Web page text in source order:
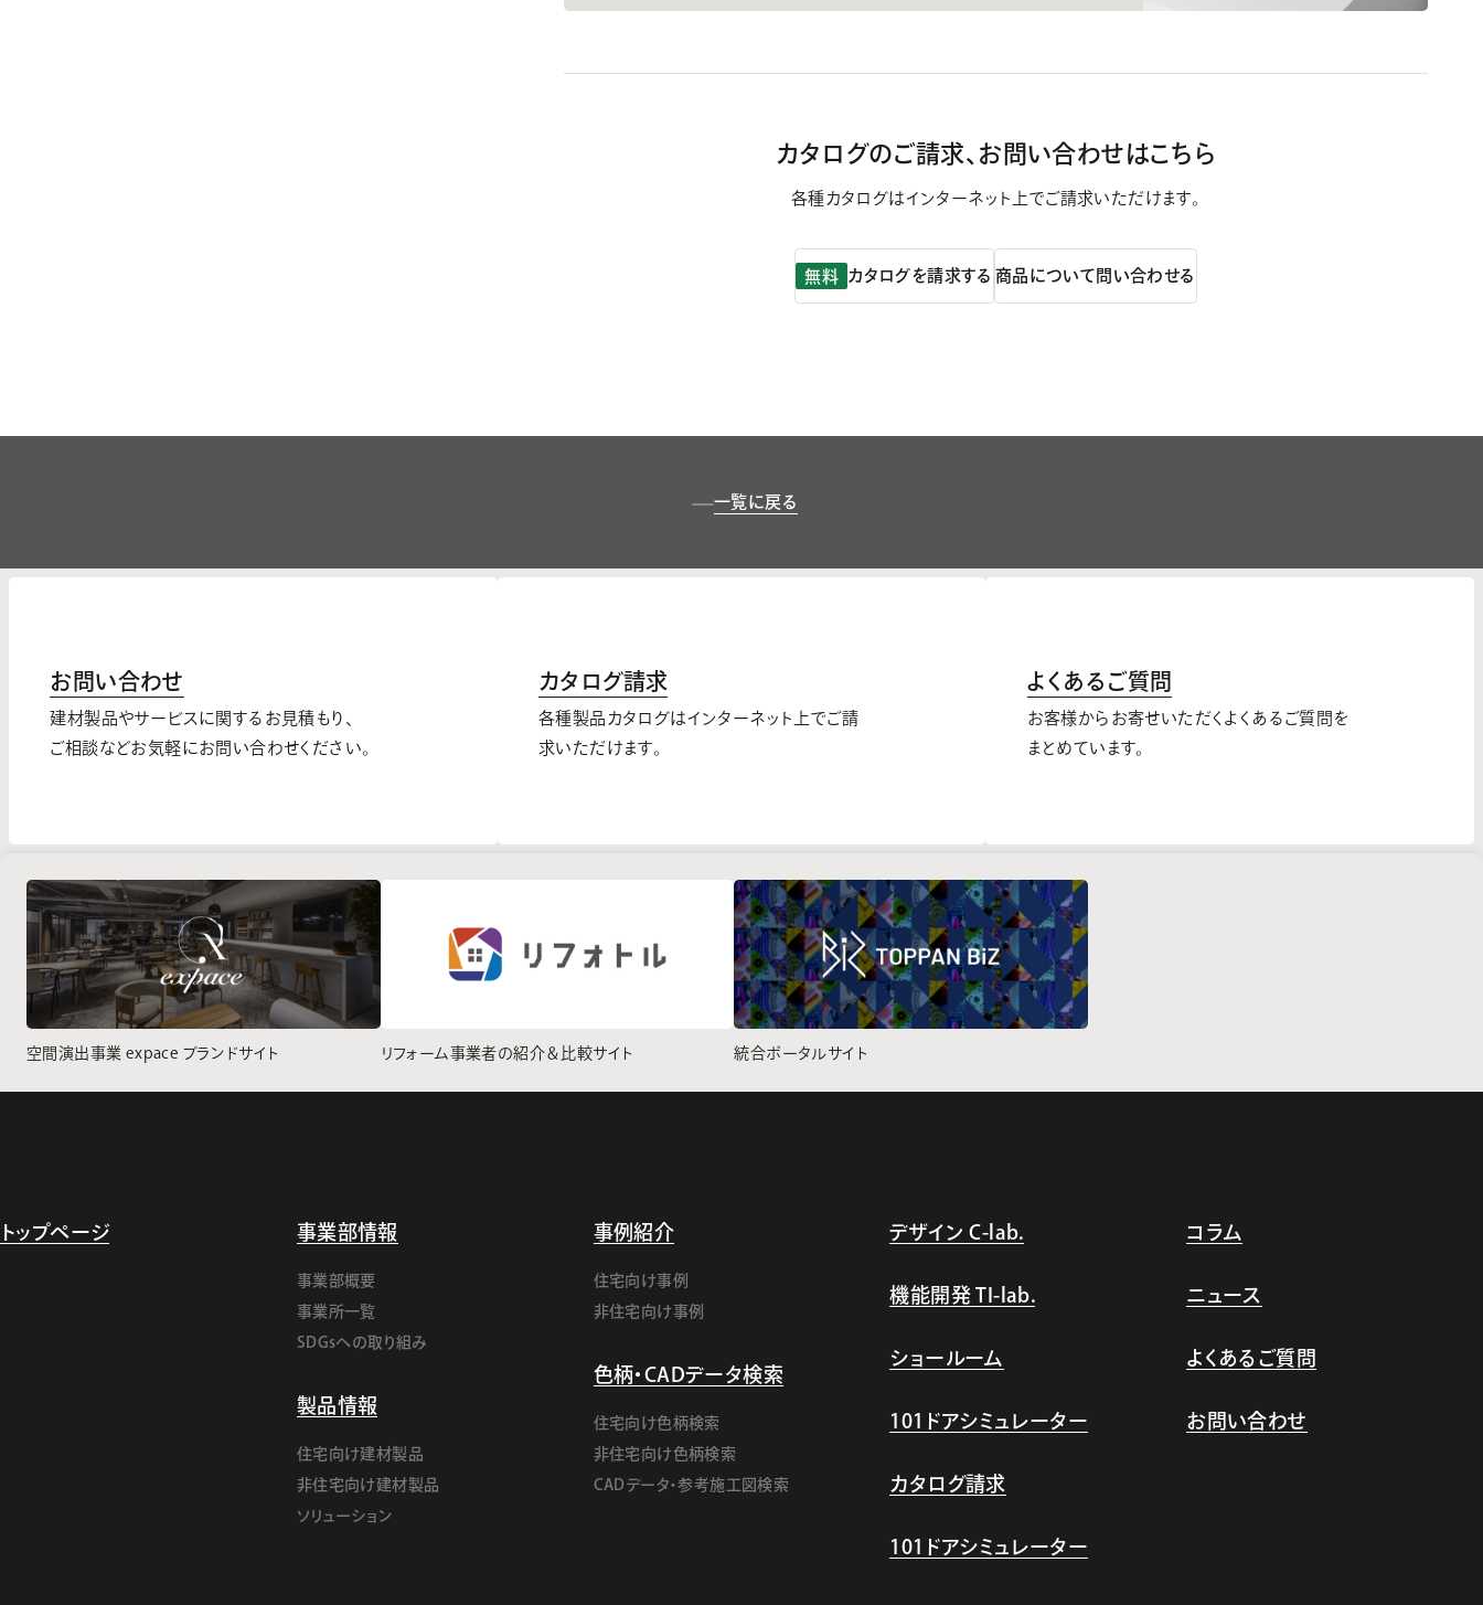
カタログのご請求、 お問い合わせはこちら
各種カタログはインターネット上でご請求いただけます。
無料 カタログを請求する 商品について問い合わせる
一覧に戻る
お問い合わせ
建材製品やサービスに関するお見積もり、
ご相談などお気軽にお問い合わせください。
カタログ請求
各種製品カタログはインターネット上でご請
求いただけます。
よくあるご質問
お客様からお寄せいただくよくあるご質問を
まとめています。
空間演出事業 expace ブランドサイト リフォーム事業者の紹介＆比較サイト 統合ポータルサイト
トップページ 事業部情報
事業部概要
事業所一覧
SDGsへの取り組み
製品情報
住宅向け建材製品
非住宅向け建材製品
ソリューション
事例紹介
住宅向け事例
非住宅向け事例
色柄・CADデータ検索
住宅向け色柄検索
非住宅向け色柄検索
CADデータ・参考施工図検索
デザイン C-lab.
機能開発 TI-lab.
ショールーム
101ドアシミュレーター
カタログ請求
101ドアシミュレーター
コラム
ニュース
よくあるご質問
お問い合わせ